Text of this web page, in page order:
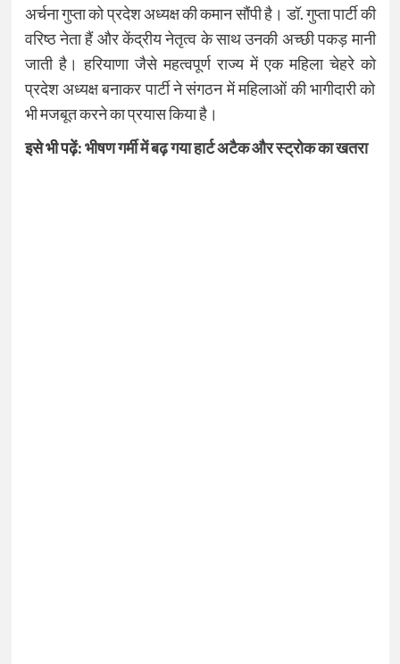
अर्चना गुप्ता को प्रदेश अध्यक्ष की कमान सौंपी है। डॉ. गुप्ता पार्टी की
वरिष्ठ नेता हैं और केंद्रीय नेतृत्व के साथ उनकी अच्छी पकड़ मानी
जाती है। हरियाणा जैसे महत्वपूर्ण राज्य में एक महिला चेहरे को
प्रदेश अध्यक्ष बनाकर पार्टी ने संगठन में महिलाओं की भागीदारी को
भी मजबूत करने का प्रयास किया है।
इसे भी पढ़ें:भीषण गर्मी में बढ़ गया हार्ट अटैक और स्ट्रोक का खतरा